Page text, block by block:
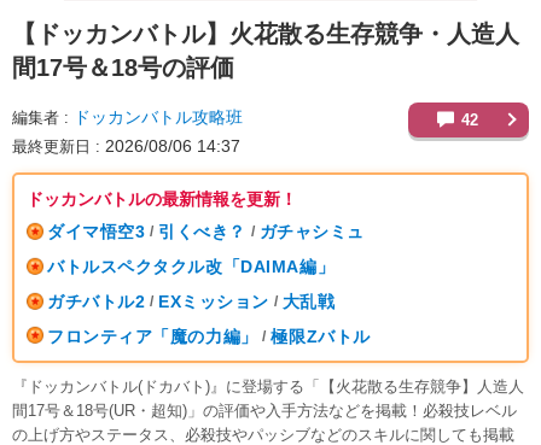
【ドッカンバトル】 火花散る生存競争・人造人
間17号＆18号の評価
編集者 ドッカンバトル攻略班
最終更新日 2026/08/06 14:37
42
ドッカンバトルの最新情報を更新！
ダイマ悟空3 / 引くべき？ / ガチャシミュ
バトルスペクタクル改「DAIMA編」
ガチバトル2 / EXミッション / 大乱戦
フロンティア「魔の力編」
/ 極限Zバトル
『ドッカンバトル(ドカバト)』に登場する「【火花散る生存競争】人造人
間17号＆18号(UR・超知)」の評価や入手方法などを掲載！必殺技レベル
の上げ方やステータス、必殺技やパッシブなどのスキルに関しても掲載